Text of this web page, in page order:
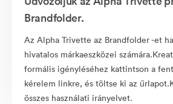
Brandfolder.
Az Alpha Trivette az Brandfolder -et
hivatalos márkaeszközei
formális igényléséhez kattintson a
kérelem linkre, és töltse ki az
összes használati irányelvet.